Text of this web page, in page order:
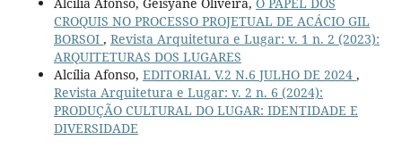
CROQUIS NO PROCESSO PROJETUAL DE ACÁCIO GIL
BORSOI , Revista Arquitetura e Lugar: v. 1 n. 2 (2023):
ARQUITETURAS DOS LUGARES
Alcília Afonso, EDITORIAL V.2 N.6 JULHO DE 2024 ,
Revista Arquitetura e Lugar: v. 2 n. 6 (2024):
PRODUÇÃO CULTURAL DO LUGAR: IDENTIDADE E
DIVERSIDADE